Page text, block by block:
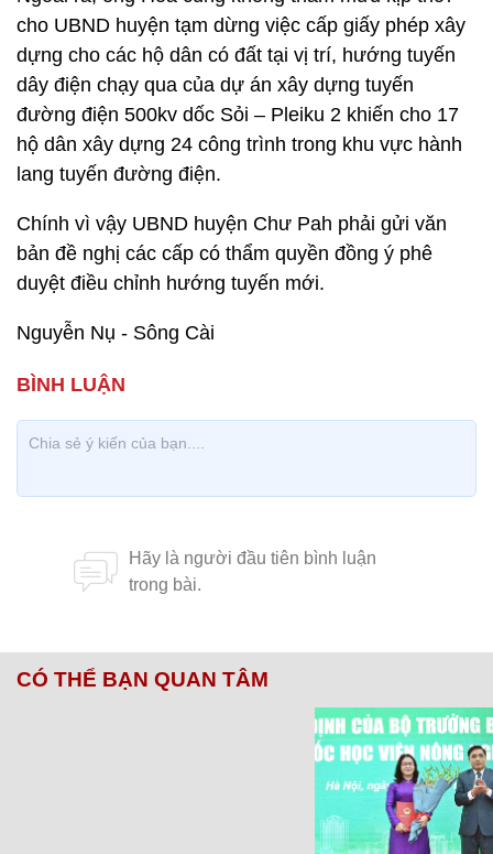
cho UBND huyện tạm dừng việc cấp giấy phép xây
dựng cho các hộ dân có đất tại vị trí, hướng tuyến
dây điện chạy qua của dự án xây dựng tuyến
đường điện 500kv dốc Sỏi – Pleiku 2 khiến cho 17
hộ dân xây dựng 24 công trình trong khu vực hành
lang tuyến đường điện.
Chính vì vậy UBND huyện Chư Pah phải gửi văn
bản đề nghị các cấp có thẩm quyền đồng ý phê
duyệt điều chỉnh hướng tuyến mới.
Nguyễn Nụ - Sông Cài
CÓ THỂ BẠN QUAN TÂM